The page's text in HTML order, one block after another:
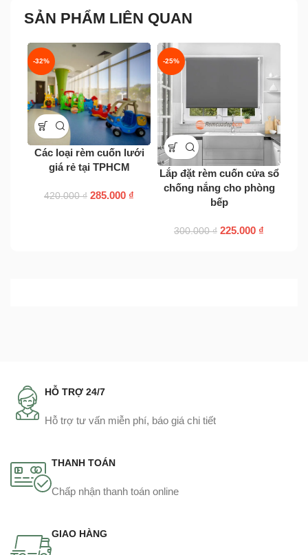
SẢN PHẨM LIÊN QUAN
-32%
Các loại rèm cuốn lưới
giá rẻ tại TPHCM
420.000₫ 285.000 ₫
-25%
Lắp đặt rèm cuốn cửa sổ
chống nắng cho phòng
bếp
300.000₫ 225.000 ₫
HỖ TRỢ 24/7
Hỗ trợ tư vấn miễn phí, báo giá chi tiết
THANH TOÁN
Chấp nhận thanh toán online
GIAO HÀNG